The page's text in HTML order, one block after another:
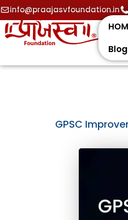
Skip
to
content
info@praajasvfoundation.in
GPSC